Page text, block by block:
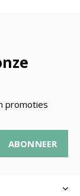
promoties
ABONNEER